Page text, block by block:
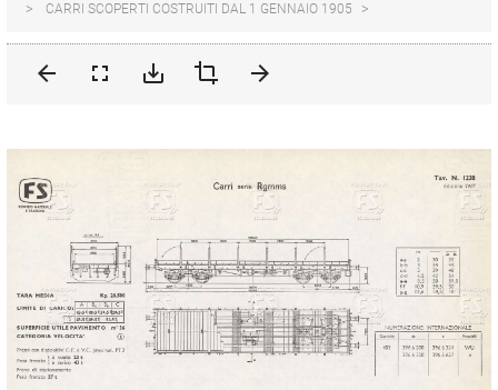
CARRI SCOPERTI COSTRUITI DAL 1 GENNAIO 1905